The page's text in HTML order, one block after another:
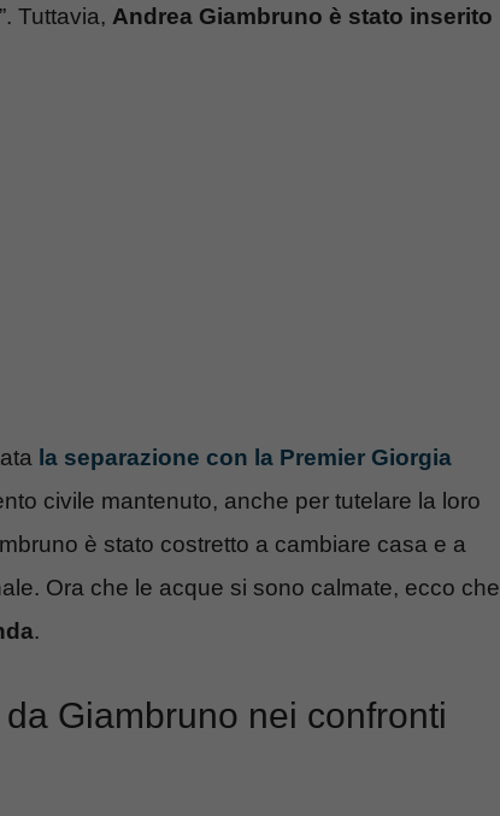
Tuttavia, Andrea Giambruno è stato inserito
la separazione con la Premier Giorgia
civile mantenuto, anche per tutelare la loro
è stato costretto a cambiare casa e a
Ora che le acque si sono calmate, ecco che
.
Giambruno nei confronti